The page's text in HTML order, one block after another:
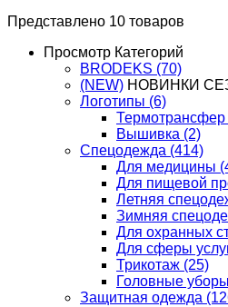
Представлено 10 товаров
Просмотр Категорий
BRODEKS (70)
(NEW) НОВИНКИ
Логотипы (6)
Термотрансфер
Вышивка (2)
Спецодежда (414)
Для медицины
Для пищевой
Летняя
Зимняя
Для охранных
Для сферы
Трикотаж (25)
Головные уборы
Защитная одежда